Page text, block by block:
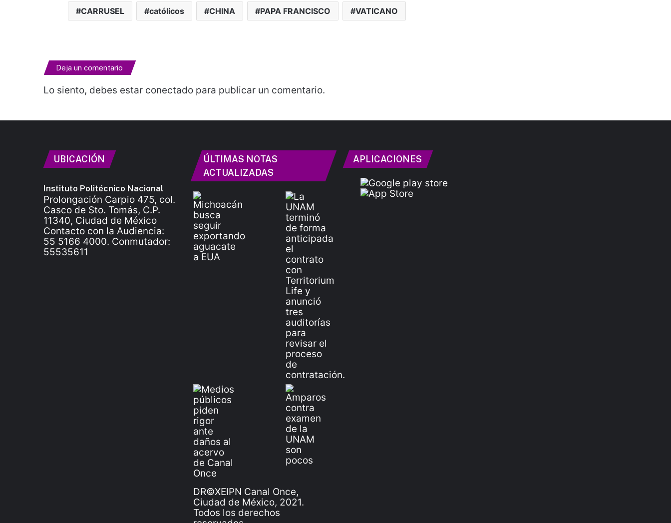
CARRUSEL católicos CHINA PAPA FRANCISCO VATICANO
Deja un comentario
Lo siento, debes estar conectado para publicar un comentario.
UBICACIÓN
Instituto Politécnico Nacional
Prolongación Carpio 475, col.
Casco de Sto. Tomás, C.P.
11340, Ciudad de México
Contacto con la Audiencia:
55 5166 4000. Conmutador:
55535611
ÚLTIMAS NOTAS
ACTUALIZADAS
DR©XEIPN Canal Once,
Ciudad de México, 2021.
Todos los derechos
APLICACIONES